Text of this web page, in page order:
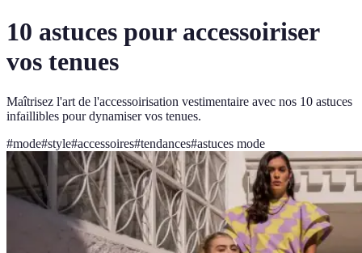
10 astuces pour accessoiriser
vos tenues
Maîtrisez l'art de l'accessoirisation vestimentaire avec nos 10 astuces
infaillibles pour dynamiser vos tenues.
#mode#style#accessoires#tendances#astuces mode